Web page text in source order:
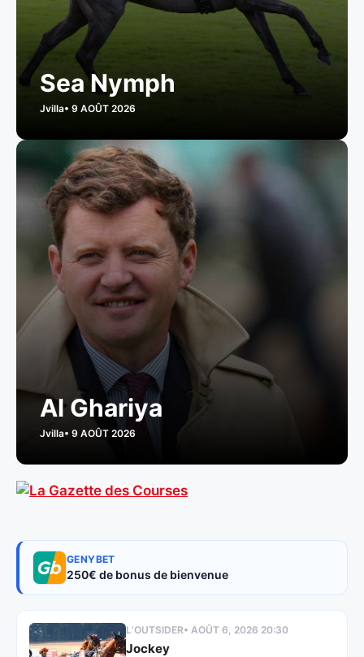
Sea Nymph
Jvilla• 9 AOÛT 2026
Al Ghariya
Jvilla• 9 AOÛT 2026
GENYBET
250€ de bonus de bienvenue
L’OUTSIDER• AOÛT 6, 2026 20:30
Jockey